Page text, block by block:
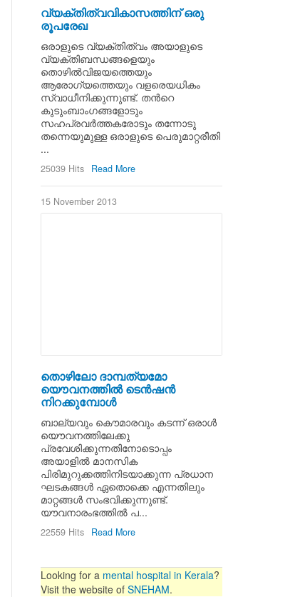
വ്യക്തിത്വവികാസത്തിന് ഒരു
രൂപരേഖ
ഒരാളുടെ വ്യക്തിത്വം അയാളുടെ
വ്യക്തിബന്ധങ്ങളെയും
തൊഴില്‍വിജയത്തെയും
ആരോഗ്യത്തെയും വളരെയധികം
സ്വാധീനിക്കുന്നുണ്ട്. തന്‍റെ
കുടുംബാംഗങ്ങളോടും
സഹപ്രവര്‍ത്തകരോടും തന്നോടു
തന്നെയുമുള്ള ഒരാളുടെ പെരുമാറ്റരീതി
...
25039 Hits Read More
15 November 2013
തൊഴിലോ ദാമ്പത്യമോ
യൌവനത്തില്‍ ടെന്‍ഷന്‍
നിറക്കുമ്പോള്‍
ബാല്യവും കൌമാരവും കടന്ന്‍ ഒരാള്‍
യൌവനത്തിലേക്കു
പ്രവേശിക്കുന്നതിനോടൊപ്പം
അയാളില്‍ മാനസിക
പിരിമുറുക്കത്തിനിടയാക്കുന്ന പ്രധാന
ഘടകങ്ങള്‍ ഏതൊക്കെ എന്നതിലും
മാറ്റങ്ങള്‍ സംഭവിക്കുന്നുണ്ട്.
യൗവനാരംഭത്തില്‍ പ...
22559 Hits Read More
Looking for a mental hospital in Kerala?
Visit the website of SNEHAM.